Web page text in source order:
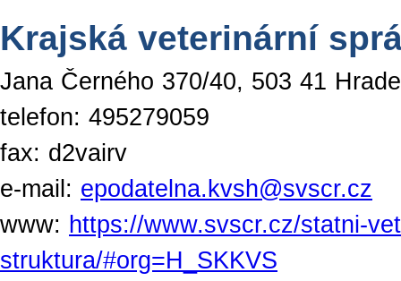
Krajská veterinární
Jana Černého 370/40, 503 41
telefon: 495279059
fax: d2vairv
e-mail: epodatelna.kvsh@svscr.cz
www: https://www.svscr.cz/statni-
struktura/#org=H_SKKVS